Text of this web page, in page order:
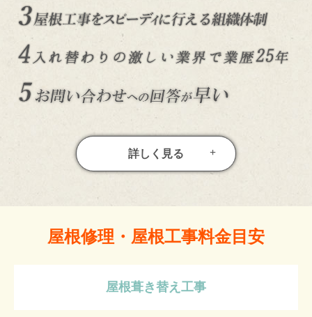
詳しく見る
屋根修理・屋根工事料金目安
屋根葺き替え工事